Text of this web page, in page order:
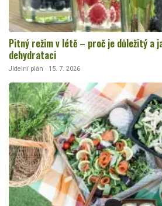
Pitný režim v létě – proč je důležitý a
dehydrataci
Jídelní plán · 15. 7. 2026